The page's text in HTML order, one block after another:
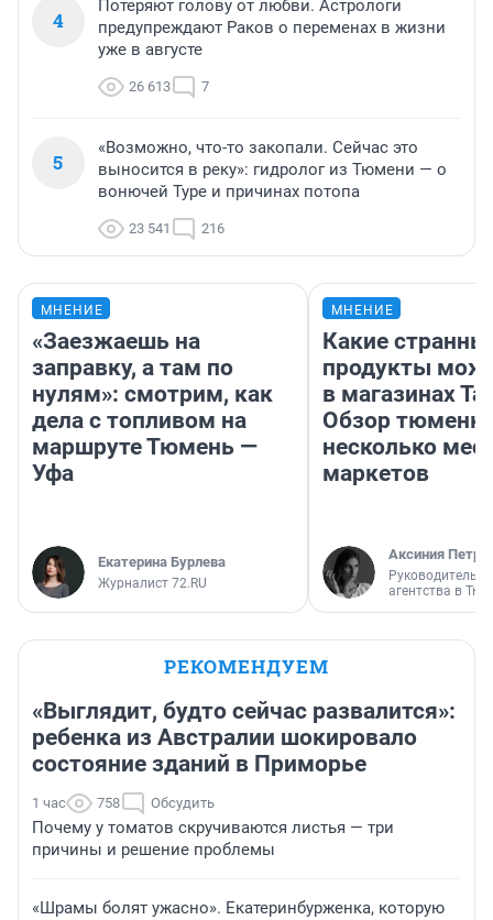
4
Потеряют голову от любви. Астрологи
предупреждают Раков о переменах в жизни
уже в августе
26 613 7
5
«Возможно, что-то закопали. Сейчас это
выносится в реку»: гидролог из Тюмени — о
вонючей Туре и причинах потопа
23 541 216
МНЕНИЕ
«Заезжаешь на
заправку, а там по
нулям»: смотрим, как
дела с топливом на
маршруте Тюмень —
Уфа
Екатерина Бурлева
Журналист 72.RU
МНЕНИЕ
Какие
продукты
в магазинах
Обзор
несколько
маркетов
Аксиния
Руководитель
агентства в
РЕКОМЕНДУЕМ
«Выглядит, будто сейчас развалится»:
ребенка из Австралии шокировало
состояние зданий в Приморье
1 час 758 Обсудить
Почему у томатов скручиваются листья — три
причины и решение проблемы
«Шрамы болят ужасно». Екатеринбурженка, которую